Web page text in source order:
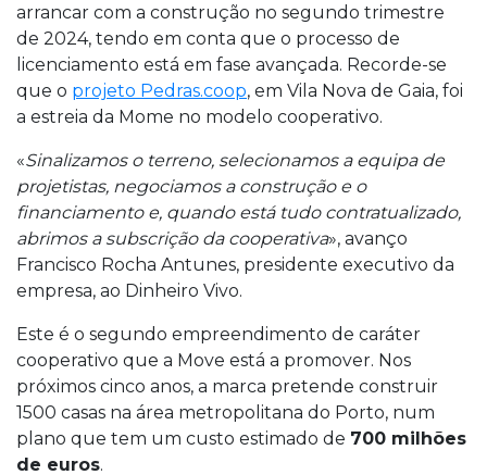
arrancar com a construção no segundo trimestre
de 2024, tendo em conta que o processo de
licenciamento está em fase avançada. Recorde-se
que o projeto Pedras.coop, em Vila Nova de Gaia, foi
a estreia da Mome no modelo cooperativo.
«Sinalizamos o terreno, selecionamos a equipa de
projetistas, negociamos a construção e o
financiamento e, quando está tudo contratualizado,
abrimos a subscrição da cooperativa», avanço
Francisco Rocha Antunes, presidente executivo da
empresa, ao Dinheiro Vivo.
Este é o segundo empreendimento de caráter
cooperativo que a Move está a promover. Nos
próximos cinco anos, a marca pretende construir
1500 casas na área metropolitana do Porto, num
plano que tem um custo estimado de 700 milhões
de euros.